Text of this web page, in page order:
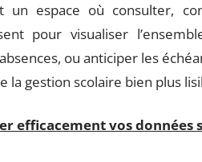
un espace où consulter,
pour visualiser
ou anticiper les
la gestion scolaire bien plus
efficacement vos données